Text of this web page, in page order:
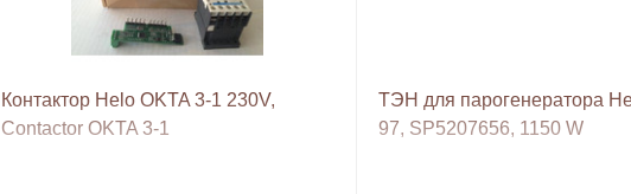
Контактор Helo OKTA 3-1 230V,
Contactor OKTA 3-1
ТЭН для парогенератора
97, SP5207656, 1150 W